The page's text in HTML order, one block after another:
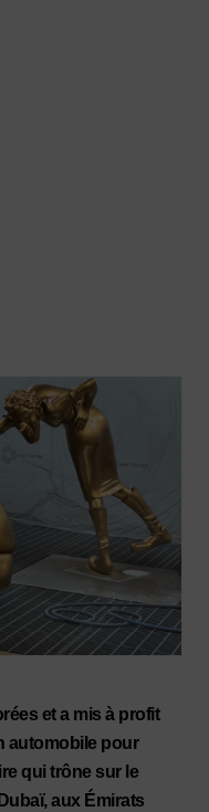
et a mis à profit
automobile pour
qui trône sur le
aux Émirats